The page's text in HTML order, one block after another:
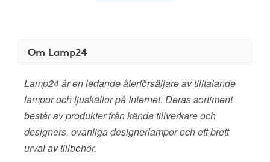
Om Lamp24
Lamp24 är en ledande återförsäljare av tilltalande
lampor och ljuskällor på Internet. Deras sortiment
består av produkter från kända tillverkare och
designers, ovanliga designerlampor och ett brett
urval av tillbehör.